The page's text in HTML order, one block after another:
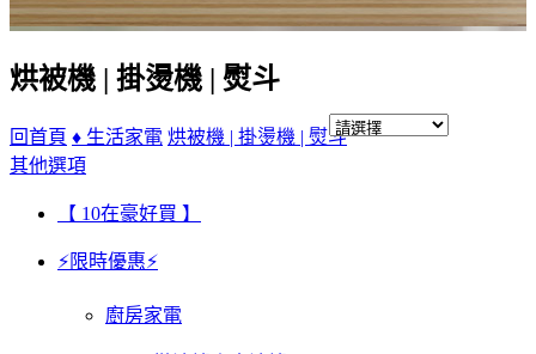
烘被機 | 掛燙機 | 熨斗
回首頁 ♦ 生活家電 烘被機 | 掛燙機 | 熨斗
其他選項
【 10在豪好買 】
⚡限時優惠⚡
廚房家電